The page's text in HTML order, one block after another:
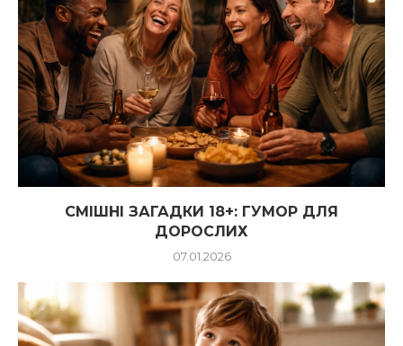
СМІШНІ ЗАГАДКИ 18+: ГУМОР ДЛЯ
ДОРОСЛИХ
07.01.2026